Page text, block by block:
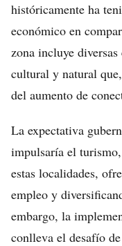
históricamente ha
económico en
zona incluye
cultural y natural
del aumento de
La expectativa
impulsaría el
estas localidades,
empleo y
embargo, la
conlleva el desafío